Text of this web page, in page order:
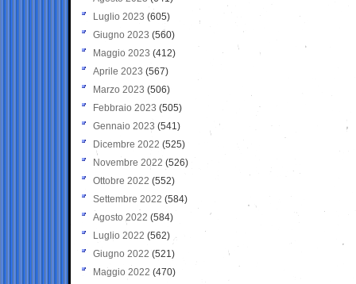
Luglio 2023 (605)
Giugno 2023 (560)
Maggio 2023 (412)
Aprile 2023 (567)
Marzo 2023 (506)
Febbraio 2023 (505)
Gennaio 2023 (541)
Dicembre 2022 (525)
Novembre 2022 (526)
Ottobre 2022 (552)
Settembre 2022 (584)
Agosto 2022 (584)
Luglio 2022 (562)
Giugno 2022 (521)
Maggio 2022 (470)